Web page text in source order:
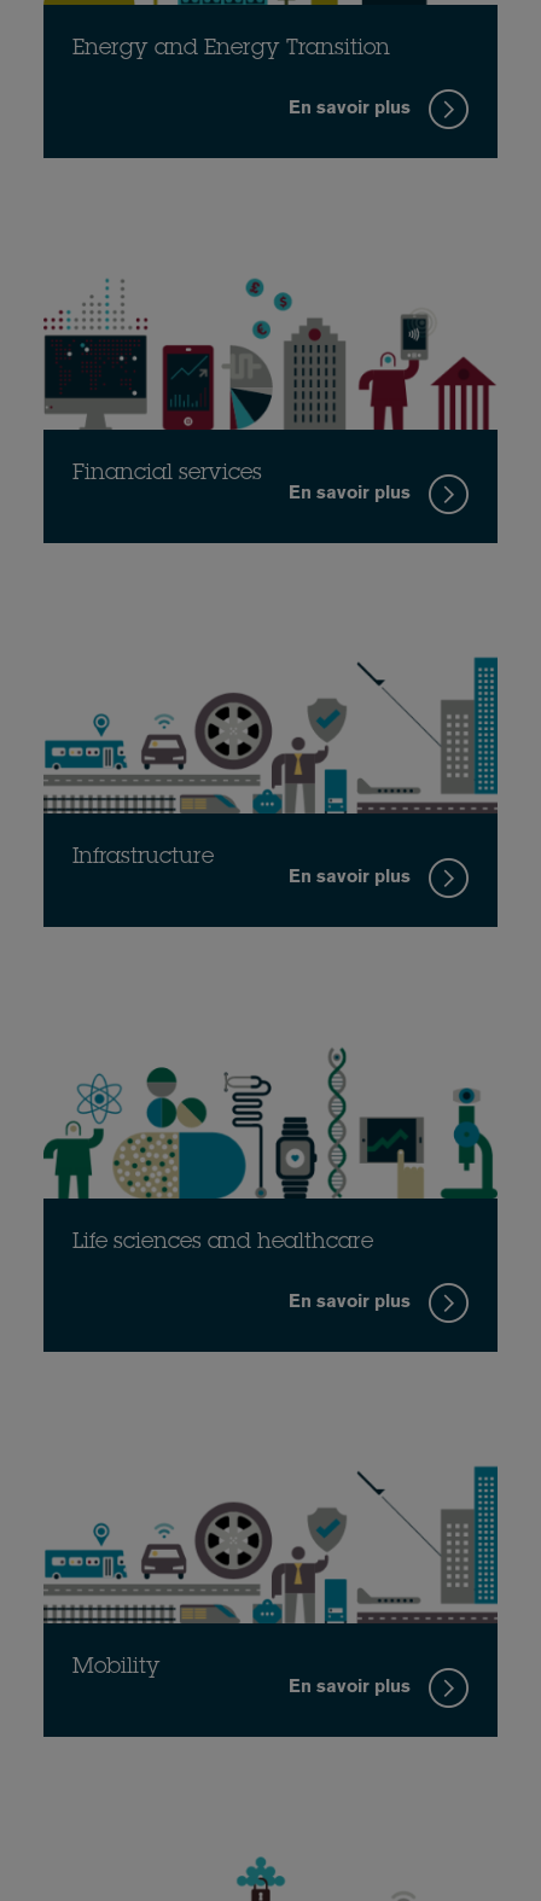
Energy and Energy Transition
En savoir plus
Financial services
En savoir plus
Infrastructure
En savoir plus
Life sciences and healthcare
En savoir plus
Mobility
En savoir plus